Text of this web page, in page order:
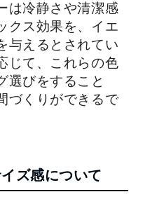
は冷静さや清潔感
クス効果を、イエ
与えるとされてい
じて、これらの色
選びをすること
づくりができるで
ズ感について